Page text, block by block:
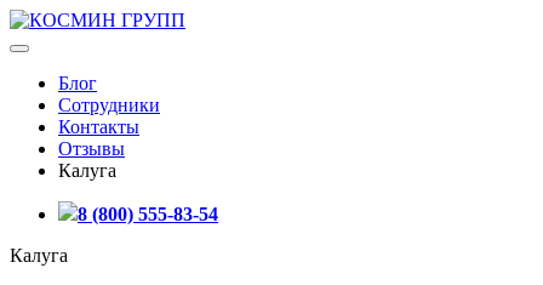
Блог
Сотрудники
Контакты
Отзывы
Калуга
8 (800) 555-83-54
Калуга